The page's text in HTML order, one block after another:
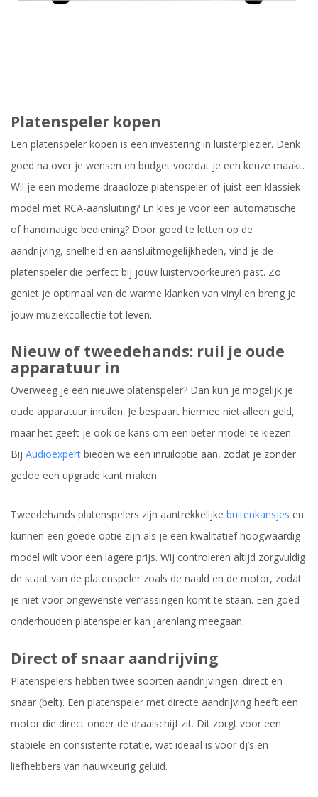
Platenspeler kopen
Een platenspeler kopen is een investering in luisterplezier. Denk
goed na over je wensen en budget voordat je een keuze maakt.
Wil je een moderne draadloze platenspeler of juist een klassiek
model met RCA-aansluiting? En kies je voor een automatische
of handmatige bediening? Door goed te letten op de
aandrijving, snelheid en aansluitmogelijkheden, vind je de
platenspeler die perfect bij jouw luistervoorkeuren past. Zo
geniet je optimaal van de warme klanken van vinyl en breng je
jouw muziekcollectie tot leven.
Nieuw of tweedehands: ruil je oude
apparatuur in
Overweeg je een nieuwe platenspeler? Dan kun je mogelijk je
oude apparatuur inruilen. Je bespaart hiermee niet alleen geld,
maar het geeft je ook de kans om een beter model te kiezen.
Bij Audioexpert bieden we een inruiloptie aan, zodat je zonder
gedoe een upgrade kunt maken.
Tweedehands platenspelers zijn aantrekkelijke buitenkansjes en
kunnen een goede optie zijn als je een kwalitatief hoogwaardig
model wilt voor een lagere prijs. Wij controleren altijd zorgvuldig
de staat van de platenspeler zoals de naald en de motor, zodat
je niet voor ongewenste verrassingen komt te staan. Een goed
onderhouden platenspeler kan jarenlang meegaan.
Direct of snaar aandrijving
Platenspelers hebben twee soorten aandrijvingen: direct en
snaar (belt). Een platenspeler met directe aandrijving heeft een
motor die direct onder de draaischijf zit. Dit zorgt voor een
stabiele en consistente rotatie, wat ideaal is voor dj’s en
liefhebbers van nauwkeurig geluid.